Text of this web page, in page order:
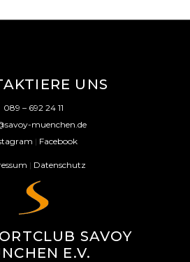
UNS
089 – 692 24 11
muenchen.de
| Facebook
| Datenschutz
SAVOY
E.V.